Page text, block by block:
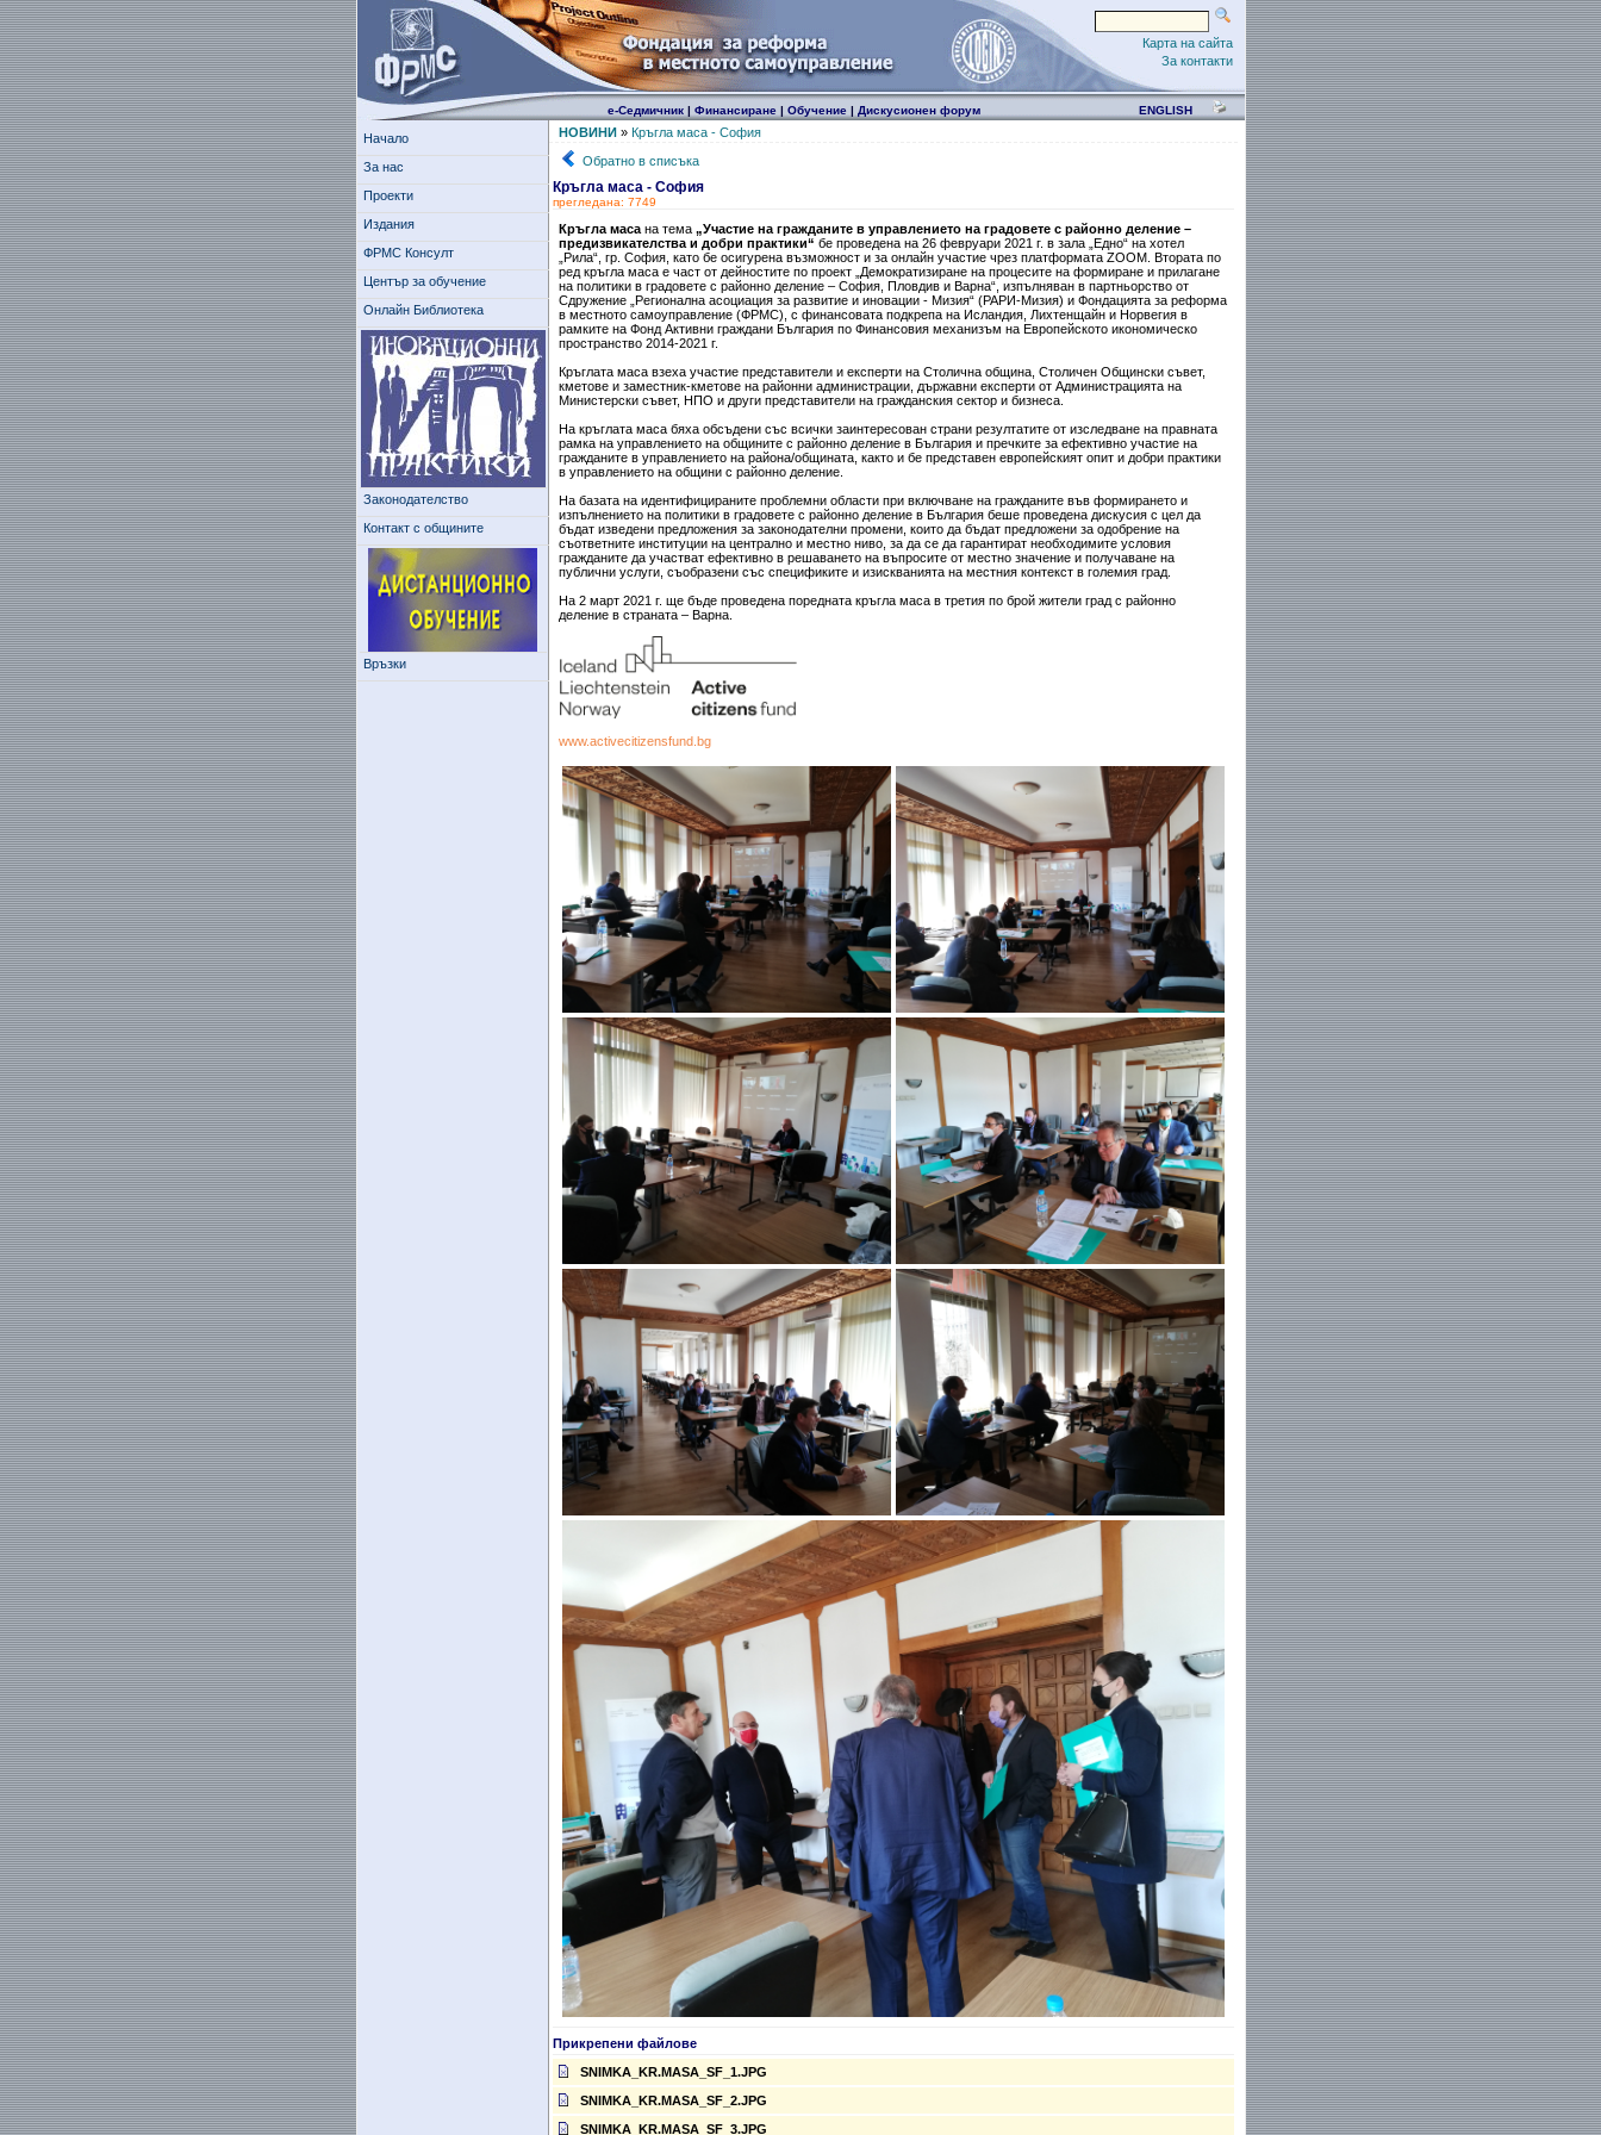
Карта на сайта
За контакти
е-Седмичник| Финансиране| Обучение| Дискусионен форум ENGLISH
Начало
За нас
Проекти
Издания
ФРМС Консулт
Център за обучение
Онлайн Библиотека
Законодателство
Контакт с общините
Връзки
НОВИНИ» Кръгла маса - София
Обратно в списъка
Кръгла маса - София
прегледана: 7749
Кръгла масана тема „Участие на гражданите в управлението на градовете с районно деление –
предизвикателства и добри практики“ бе проведена на 26 февруари 2021 г. в зала „Едно“ на хотел
„Рила“, гр. София, като бе осигурена възможност и за онлайн участие чрез платформата ZOOM. Втората по
ред кръгла маса е част от дейностите по проект „Демократизиране на процесите на формиране и прилагане
на политики в градовете с районно деление – София, Пловдив и Варна“, изпълняван в партньорство от
Сдружение „Регионална асоциация за развитие и иновации - Мизия“ (РАРИ-Мизия) и Фондацията за реформа
в местното самоуправление (ФРМС), с финансовата подкрепа на Исландия, Лихтенщайн и Норвегия в
рамките на Фонд Активни граждани България по Финансовия механизъм на Европейското икономическо
пространство 2014-2021 г.
Кръглата маса взеха участие представители и експерти на Столична община, Столичен Общински съвет,
кметове и заместник-кметове на районни администрации, държавни експерти от Администрацията на
Министерски съвет, НПО и други представители на гражданския сектор и бизнеса.
На кръглата маса бяха обсъдени със всички заинтересован страни резултатите от изследване на правната
рамка на управлението на общините с районно деление в България и пречките за ефективно участие на
гражданите в управлението на района/общината, както и бе представен европейският опит и добри практики
в управлението на общини с районно деление.
На базата на идентифицираните проблемни области при включване на гражданите във формирането и
изпълнението на политики в градовете с районно деление в България беше проведена дискусия с цел да
бъдат изведени предложения за законодателни промени, които да бъдат предложени за одобрение на
съответните институции на централно и местно ниво, за да се да гарантират необходимите условия
гражданите да участват ефективно в решаването на въпросите от местно значение и получаване на
публични услуги, съобразени със спецификите и изискванията на местния контекст в големия град.
На 2 март 2021 г. ще бъде проведена поредната кръгла маса в третия по брой жители град с районно
деление в страната – Варна.
www.activecitizensfund.bg
Прикрепени файлове
SNIMKA_KR.MASA_SF_1.JPG
SNIMKA_KR.MASA_SF_2.JPG
SNIMKA_KR.MASA_SF_3.JPG